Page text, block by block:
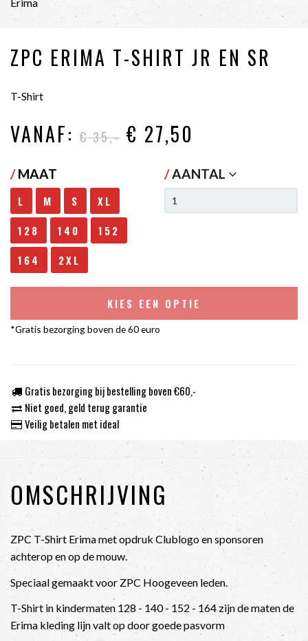
ZPC ERIMA T-SHIRT JR EN SR
T-Shirt
VANAF: € 35,- € 27,50
/MAAT
L M S
XL
128
140
152
164
2XL
/AANTAL
KIES EEN OPTIE
*Gratis bezorging boven de 60 euro
Gratis bezorging bij bestelling boven €60,-
Niet goed, geld terug garantie
Veilig betalen met ideal
OMSCHRIJVING
ZPC T-Shirt Erima met opdruk Clublogo en sponsoren
achterop en op de mouw.
Speciaal gemaakt voor ZPC Hoogeveen leden.
T-Shirt in kindermaten 128 - 140 - 152 - 164 zijn de maten de
Erima kleding lijn valt op door goede pasvorm